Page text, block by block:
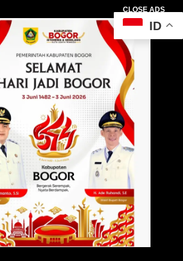
CLOSE ADS
ID